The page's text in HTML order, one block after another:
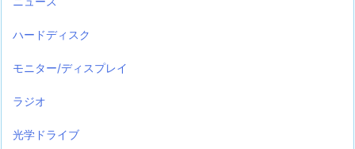
ハードディスク
モニター/ディスプレイ
ラジオ
光学ドライブ